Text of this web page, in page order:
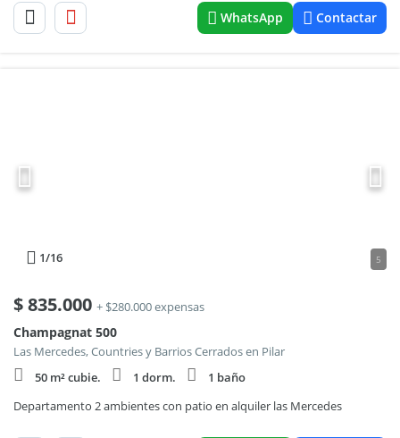
WhatsApp Contactar
1/16 5
$835.000 + $280.000 expensas
Champagnat 500
Las Mercedes, Countries y Barrios Cerrados en Pilar
50 m² cubie.
1 dorm.
1 baño
Departamento 2 ambientes con patio en alquiler las Mercedes